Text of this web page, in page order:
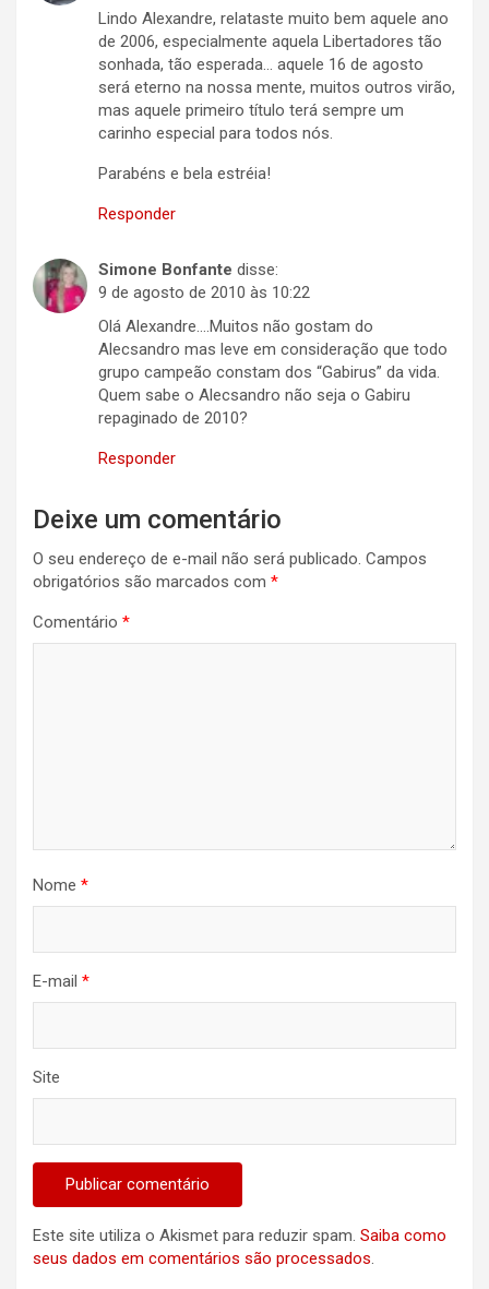
Lindo Alexandre, relataste muito bem aquele ano
de 2006, especialmente aquela Libertadores tão
sonhada, tão esperada… aquele 16 de agosto
será eterno na nossa mente, muitos outros virão,
mas aquele primeiro título terá sempre um
carinho especial para todos nós.
Parabéns e bela estréia!
Responder
Simone Bonfante disse:
9 de agosto de 2010 às 10:22
Olá Alexandre….Muitos não gostam do
Alecsandro mas leve em consideração que todo
grupo campeão constam dos “Gabirus” da vida.
Quem sabe o Alecsandro não seja o Gabiru
repaginado de 2010?
Responder
Deixe um comentário
O seu endereço de e-mail não será publicado. Campos
obrigatórios são marcados com *
Comentário *
Nome *
E-mail *
Site
Este site utiliza o Akismet para reduzir spam. Saiba como
seus dados em comentários são processados.